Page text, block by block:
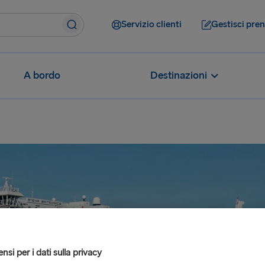
Servizio clienti Gestisci
A bordo Destinazioni
per i dati sulla privacy